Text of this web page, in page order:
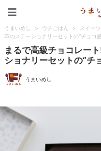
うまいめし > ウチごはん > スイーツ
革のステーショナリーセットの“チョコ
まるで高級チョコレー
ショナリーセットの“チ
うまいめし